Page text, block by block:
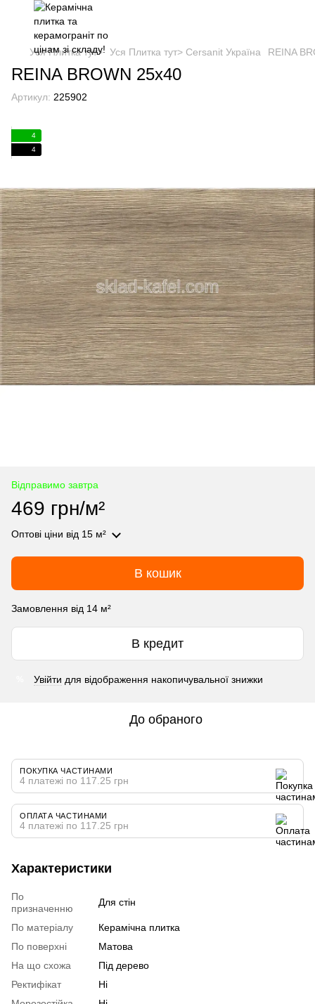
Уся Плитка тут> Уся Плитка тут> Cersanit Україна REINA
REINA BROWN 25х40
Артикул: 225902
4
4
Відправимо завтра
469 грн/м²
Оптові ціни від 15 м²
В кошик
Замовлення від 14 м²
В кредит
Увійти для відображення накопичувальної знижки
До обраного
ПОКУПКА ЧАСТИНАМИ
4 платежі по 117.25 грн
ОПЛАТА ЧАСТИНАМИ
4 платежі по 117.25 грн
Характеристики
По
призначенню
Для стін
По матеріалу
Керамічна плитка
По поверхні
Матова
На що схожа
Під дерево
Ректифікат
Ні